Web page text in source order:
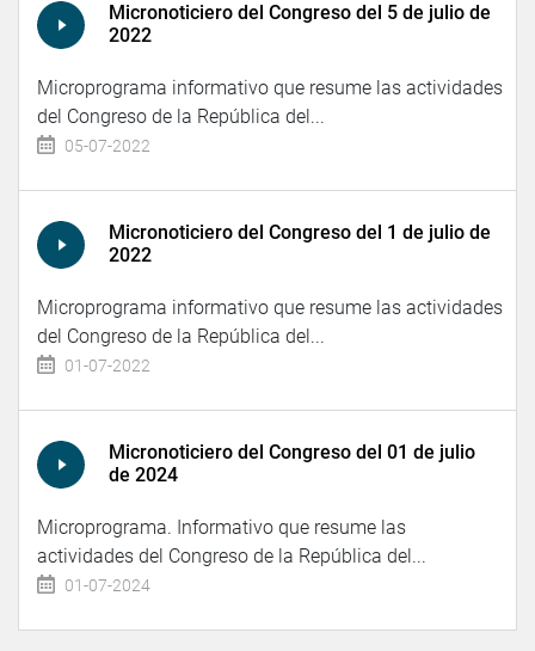
Micronoticiero del Congreso del 5 de julio de
2022
Microprograma informativo que resume las actividades
del Congreso de la República del...
05-07-2022
Micronoticiero del Congreso del 1 de julio de
2022
Microprograma informativo que resume las actividades
del Congreso de la República del...
01-07-2022
Micronoticiero del Congreso del 01 de julio
de 2024
Microprograma. Informativo que resume las
actividades del Congreso de la República del...
01-07-2024